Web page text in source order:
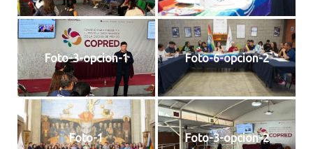
MANUAL DE MARCA
NOTICIAS
DOCUMENTOS
GALERÍA
SUSCRÍBETE
Foto-3-opcion-1 Foto-6-opcion-2
Foto-1 Foto-3-opcion-2